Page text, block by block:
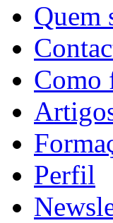
Quem
Como
Perfil